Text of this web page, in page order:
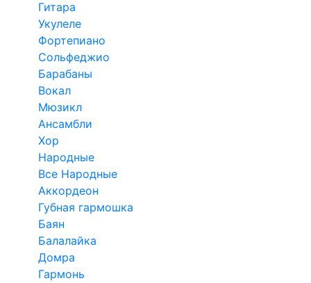
Гитара
Укулеле
Фортепиано
Сольфеджио
Барабаны
Вокал
Мюзикл
Ансамбли
Хор
Народные
Все Народные
Аккордеон
Губная гармошка
Баян
Балалайка
Домра
Гармонь